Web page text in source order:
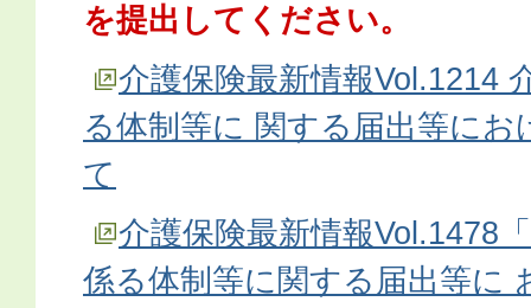
を提出してください。
介護保険最新情報Vol.1214
る体制等に 関する届出等にお
て
介護保険最新情報Vol.1478
係る体制等に関する届出等に